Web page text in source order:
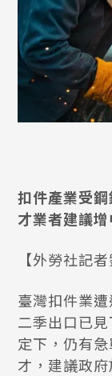
扣件產業受
才業者建議
【外勞社記
臺灣扣件業
二季出口已
定下，仍有
才，建議政